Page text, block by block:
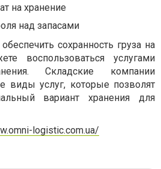
на хранение
над запасами
сохранность груза на
воспользоваться услугами
Складские компании
виды услуг, которые позволят
вариант хранения для
logistic.com.ua/